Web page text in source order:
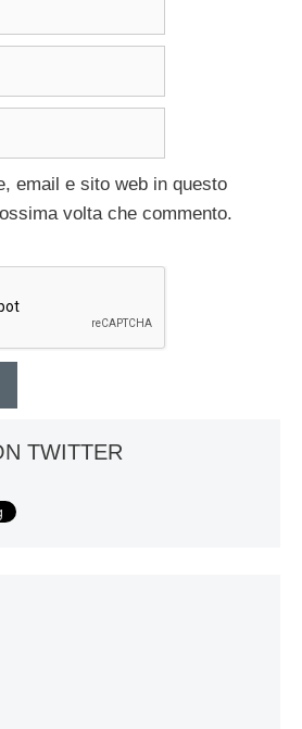
email e sito web in questo
volta che commento.
TWITTER